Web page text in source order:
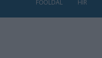
FŐOLDAL HÍR